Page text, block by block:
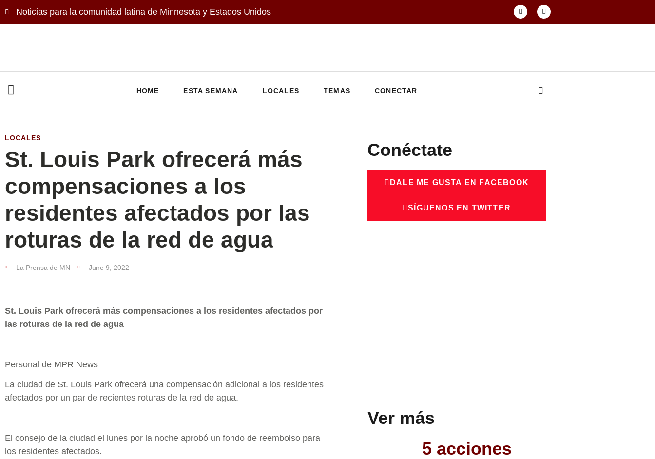
Noticias para la comunidad latina de Minnesota y Estados Unidos
HOME ESTA SEMANA LOCALES TEMAS CONECTAR
LOCALES
St. Louis Park ofrecerá más
compensaciones a los
residentes afectados por las
roturas de la red de agua
La Prensa de MN June 9, 2022
St. Louis Park ofrecerá más compensaciones a los residentes afectados por
las roturas de la red de agua
Personal de MPR News
La ciudad de St. Louis Park ofrecerá una compensación adicional a los residentes
afectados por un par de recientes roturas de la red de agua.
El consejo de la ciudad el lunes por la noche aprobó un fondo de reembolso para
los residentes afectados.
Conéctate
DALE ME GUSTA EN FACEBOOK
SÍGUENOS EN TWITTER
Ver más
5 acciones